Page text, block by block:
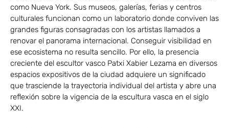
como Nueva York. Sus museos, galerías, ferias y centros
culturales funcionan como un laboratorio donde conviven las
grandes figuras consagradas con los artistas llamados a
renovar el panorama internacional. Conseguir visibilidad en
ese ecosistema no resulta sencillo. Por ello, la presencia
creciente del escultor vasco Patxi Xabier Lezama en diversos
espacios expositivos de la ciudad adquiere un significado
que trasciende la trayectoria individual del artista y abre una
reflexión sobre la vigencia de la escultura vasca en el siglo
XXI.